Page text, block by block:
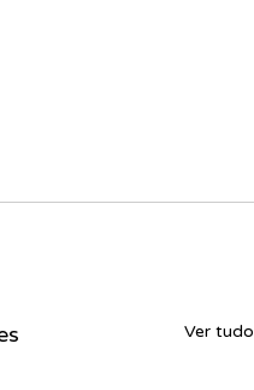
Ver tudo